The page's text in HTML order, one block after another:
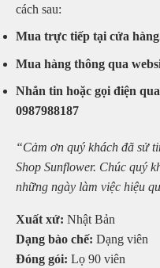
cách sau:
Mua trực tiếp tại cửa
Mua hàng thông qua
Nhắn tin hoặc gọi điện
0987988187
“Cảm ơn quý khách đã sử
Shop Sunflower. Chúc quý
những ngày làm việc hiệu
Xuất xứ: Nhật Bản
Dạng bào chế: Dạng viên
Đóng gói: Lọ 90 viên